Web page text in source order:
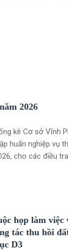
2026
kê Cơ sở Vĩnh
huấn nghiệp vụ
cho các điều
họp làm
tác thu hồi
D3